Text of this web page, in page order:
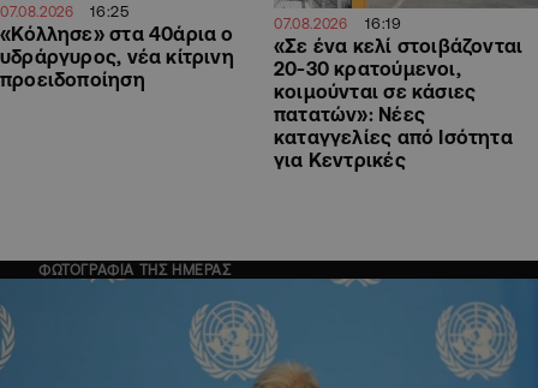
07.08.2026 16:25
«Κόλλησε» στα 40άρια ο
υδράργυρος, νέα κίτρινη
προειδοποίηση
07.08.2026 16:19
«Σε ένα κελί στοιβάζονται
20-30 κρατούμενοι,
κοιμούνται σε κάσιες
πατατών»: Νέες
καταγγελίες από Ισότητα
για Κεντρικές
ΦΩΤΟΓΡΑΦΙΑ ΤΗΣ ΗΜΕΡΑΣ